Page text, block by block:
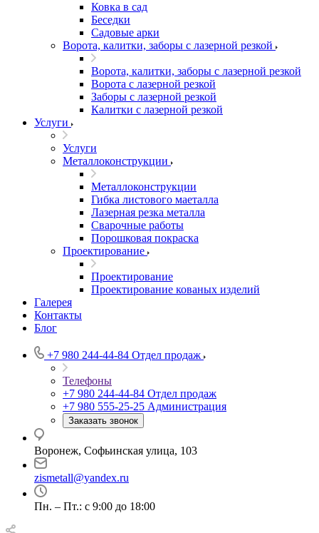
Ковка в сад
Беседки
Садовые арки
Ворота, калитки, заборы с лазерной резкой
Ворота, калитки, заборы с лазерной резкой
Ворота с лазерной резкой
Заборы с лазерной резкой
Калитки с лазерной резкой
Услуги
Услуги
Металлоконструкции
Металлоконструкции
Гибка листового маеталла
Лазерная резка металла
Сварочные работы
Порошковая покраска
Проектирование
Проектирование
Проектирование кованых изделий
Галерея
Контакты
Блог
+7 980 244-44-84 Отдел продаж
Телефоны
+7 980 244-44-84 Отдел продаж
+7 980 555-25-25 Администрация
Заказать звонок
Воронеж, Софьинская улица, 103
zismetall@yandex.ru
Пн. – Пт.: с 9:00 до 18:00